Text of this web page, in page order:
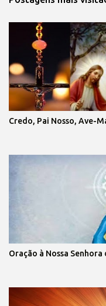
Credo, Pai Nosso, Ave-
Oração à Nossa